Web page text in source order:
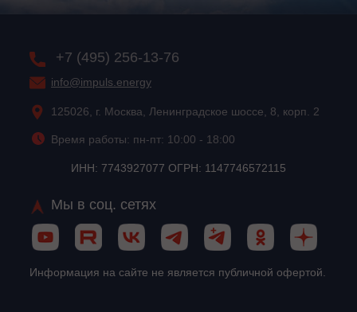
+7 (495) 256-13-76
info@impuls.energy
125026, г. Москва, Ленинградское шоссе, 8, корп. 2
Время работы: пн-пт: 10:00 - 18:00
ИНН: 7743927077 ОГРН: 1147746572115
Мы в соц. сетях
Информация на сайте не является публичной офертой.